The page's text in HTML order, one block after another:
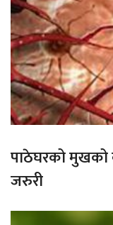
पाठेघरको मुखको
जरुरी